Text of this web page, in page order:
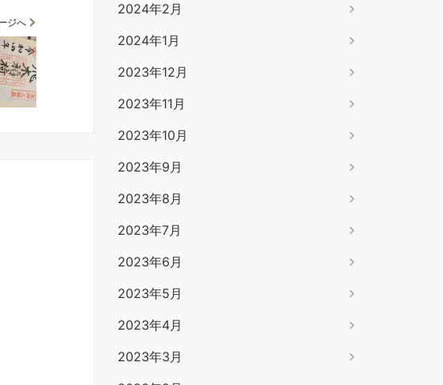
ジへ
2024年2月
2024年1月
2023年12月
2023年11月
2023年10月
2023年9月
2023年8月
2023年7月
2023年6月
2023年5月
2023年4月
2023年3月